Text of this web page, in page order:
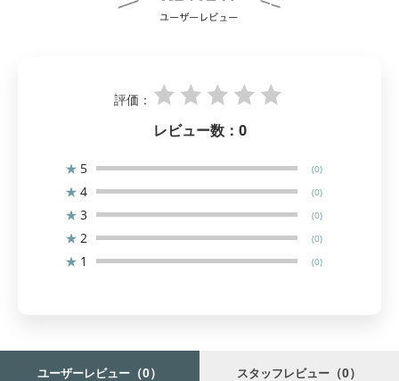
評価：
レビュー数： 0
★ 5 (0)
★ 4 (0)
★ 3 (0)
★ 2 (0)
★ 1 (0)
ユーザーレビュー （0） スタッフレビュー （0）